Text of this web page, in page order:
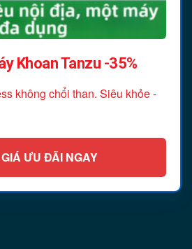
Khoan Tanzu -35%
không chổi than. Siêu khỏe -
ƯU ĐÃI NGAY